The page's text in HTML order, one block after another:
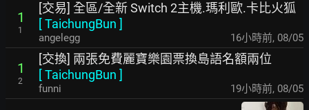
1
1
[交易] 全區/全新 Switch 2主機.瑪利歐.卡比火狐
[TaichungBun ]
angelegg 16小時前, 08/05
1
2
[交換] 兩張免費麗寶樂園票換島語名額兩位
[TaichungBun ]
funni 19小時前, 08/05